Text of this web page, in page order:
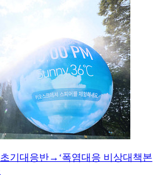
기대응반→‘폭염대응 비상대책본